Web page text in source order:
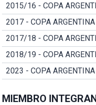
2015/16 - COPA
2017 - COPA ARGENTINA
2017/18 - COPA
2018/19 - COPA
2023 - COPA ARGENTINA
MIEMBRO